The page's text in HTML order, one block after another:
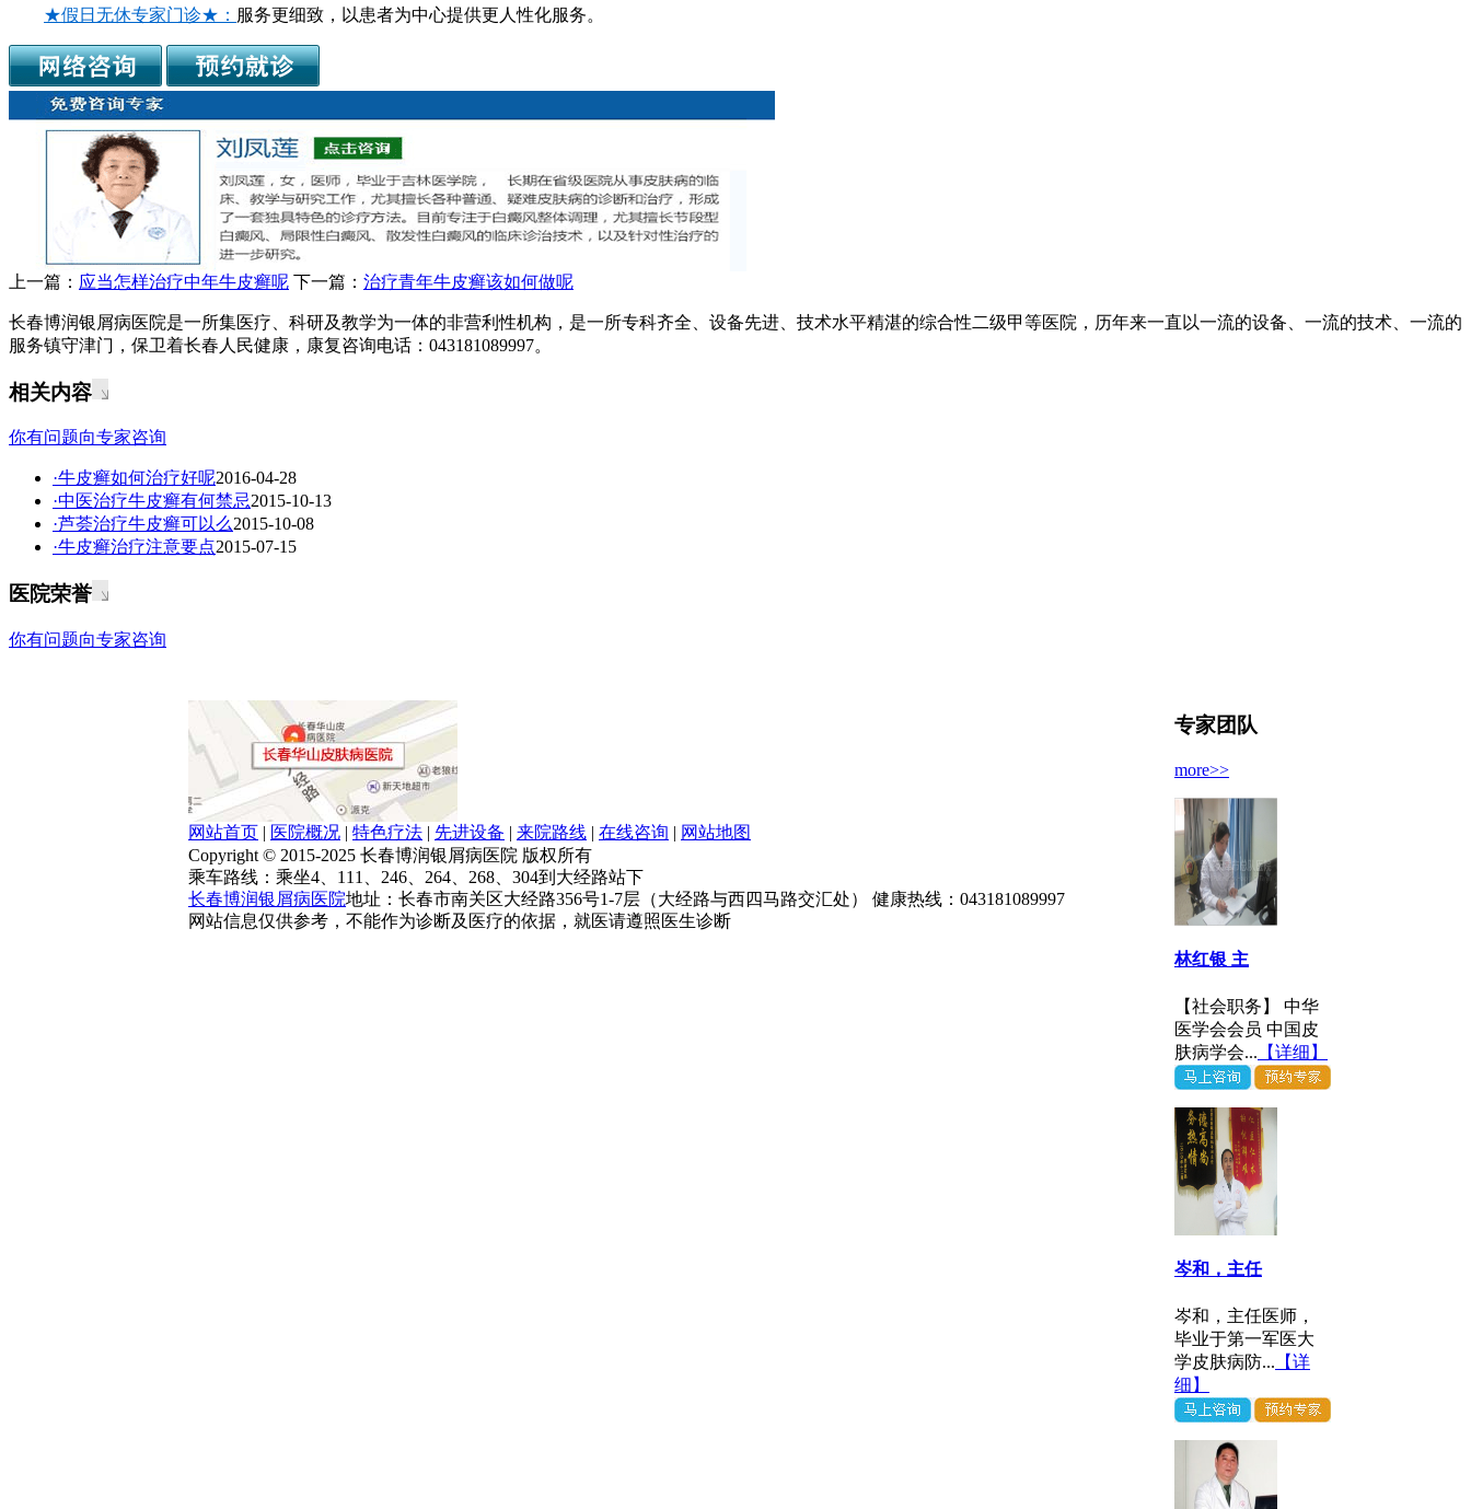
★假日无休专家门诊★： 服务更细致，以患者为中心提供更人性化服务。
上一篇： 应当怎样治疗中年牛皮癣呢 下一篇： 治疗青年牛皮癣该如何做呢
长春博润银屑病医院是一所集医疗、科研及教学为一体的非营利性机构，是一所专科齐全、设备先进、技术水平精湛的综合性二级甲等医院，历年来一直以一流的设备、一流的技术、一流的
服务镇守津门，保卫着长春人民健康，康复咨询电话：043181089997。
相关内容
你有问题向专家咨询
·牛皮癣如何治疗好呢2016-04-28
·中医治疗牛皮癣有何禁忌2015-10-13
·芦荟治疗牛皮癣可以么2015-10-08
·牛皮癣治疗注意要点2015-07-15
医院荣誉
你有问题向专家咨询
专家团队
more>>
林红银 主
【社会职务】 中华
医学会会员 中国皮
肤病学会... 【详细】
岑和，主任
岑和，主任医师，
毕业于第一军医大
学皮肤病防... 【详
细】
网站首页 | 医院概况 | 特色疗法 | 先进设备 | 来院路线 | 在线咨询 | 网站地图
Copyright © 2015-2025 长春博润银屑病医院 版权所有
乘车路线：乘坐4、111、246、264、268、304到大经路站下
长春博润银屑病医院地址：长春市南关区大经路356号1-7层（大经路与西四马路交汇处） 健康热线：043181089997
网站信息仅供参考，不能作为诊断及医疗的依据，就医请遵照医生诊断